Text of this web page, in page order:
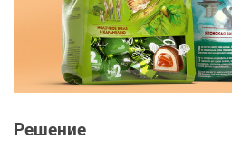
Решение